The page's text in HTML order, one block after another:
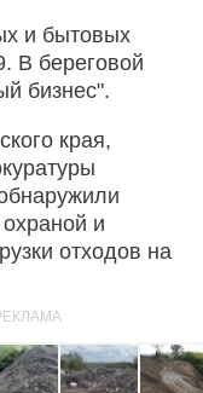
и бытовых
В береговой
бизнес".
края,
и
отходов на